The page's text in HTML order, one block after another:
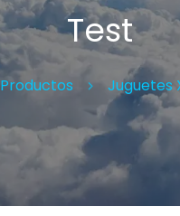
Test
Productos Juguetes